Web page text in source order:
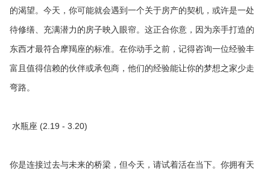
的渴望。今天，你可能就会遇到一个关于房产的契机，或许是一处
待修缮、充满潜力的房子映入眼帘。这正合你意，因为亲手打造的
东西才最符合摩羯座的标准。在你动手之前，记得咨询一位经验丰
富且值得信赖的伙伴或承包商，他们的经验能让你的梦想之家少走
弯路。
水瓶座 (2.19 - 3.20)
你是连接过去与未来的桥梁，但今天，请试着活在当下。你拥有天